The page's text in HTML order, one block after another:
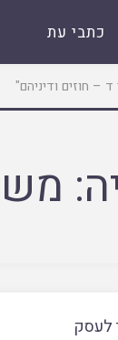
כתבי עת
לעסק